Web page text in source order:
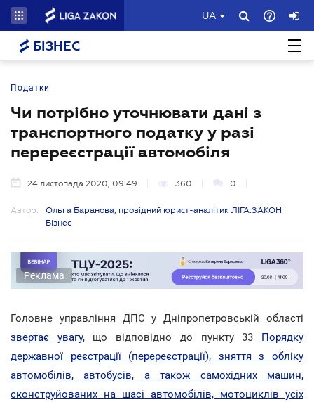
UA
БІЗНЕС
Податки
Чи потрібно уточнювати дані з
транспортного податку у разі
перереєстрації автомобіля
24 листопада 2020, 09:49 360 0
Автор:
Ольга Баранова, провідний юрист-аналітик ЛІГА:ЗАКОН
Бізнес
Реклама
Головне управління ДПС у Дніпропетровській області
звертає увагу, що відповідно до пункту 33 Порядку
державної реєстрації (перереєстрації), зняття з обліку
автомобілів, автобусів, а також самохідних машин,
сконструйованих на шасі автомобілів, мотоциклів усіх